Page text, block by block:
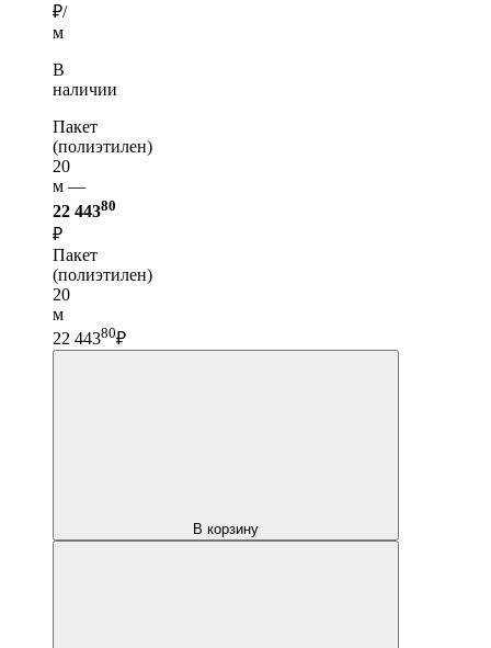
₽/
м
В
наличии
Пакет
(полиэтилен)
20
м —
22 44380
₽
Пакет
(полиэтилен)
20
м
22 44380₽
В корзину